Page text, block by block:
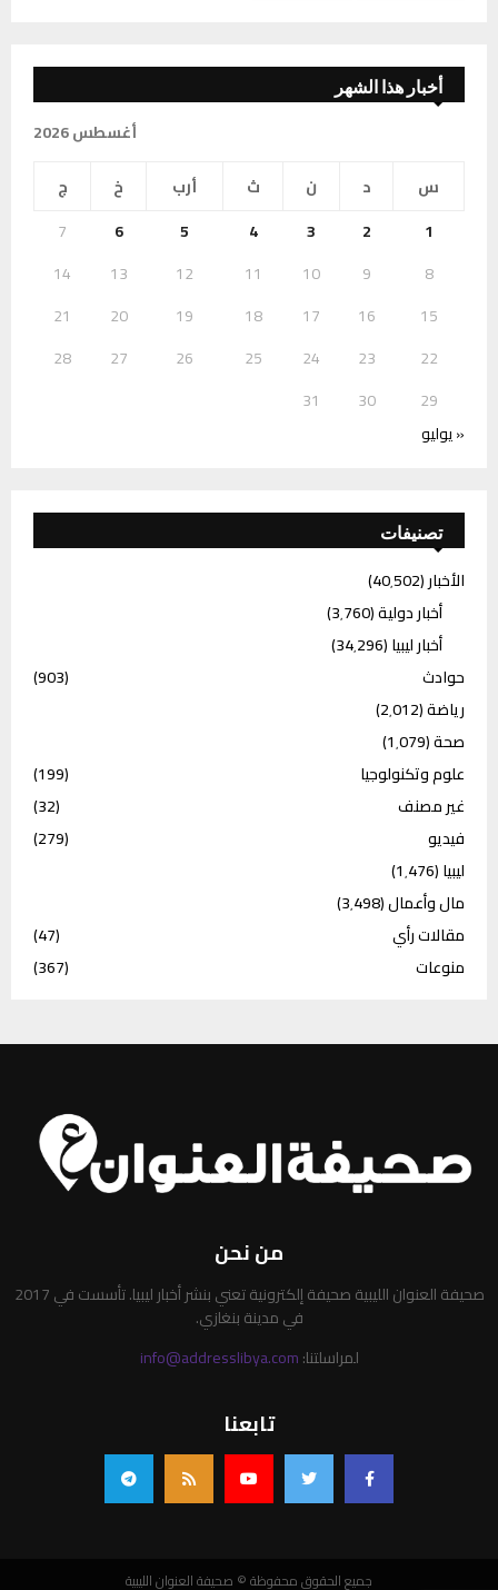
أخبار هذا الشهر
أغسطس 2026
س
د ن ث أرب خ
ج
1
2
3
4
5
6
7
8
9
10
11
12
13
14
15
16
17
18
19
20
21
22
23
24
25
26
27
28
29
30
31
« يوليو
تصنيفات
الأخبار(40٬502)
أخبار دولية(3٬760)
أخبار ليبيا(34٬296)
حوادث
(903)
رياضة(2٬012)
صحة(1٬079)
علوم وتكنولوجيا
(199)
غير مصنف
(32)
فيديو
(279)
ليبيا(1٬476)
مال وأعمال(3٬498)
مقالات رأي
(47)
منوعات
(367)
من نحن
صحيفة العنوان الليبية صحيفة إلكترونية تعني بنشر أخبار ليبيا. تأسست في 2017
في مدينة بنغازي.
لمراسلتنا:info@addresslibya.com
تابعنا
جميع الحقوق محفوظة © صحيفة العنوان الليبية